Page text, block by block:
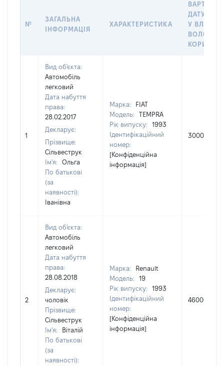
№
ЗАГАЛЬНА
ІНФОРМАЦІЯ
ХАРАКТЕРИСТИКА
ВАРТІСТЬ
ДАТУ
У
1
Вид об'єкта:
Автомобіль
легковий
Дата набуття
права:
28.02.2017
Декларує:
Прізвище:
Сільвеструк
Ім'я:
Ольга
По батькові
(за
наявності):
Іванівна
Марка:
FIAT
Модель:
TEMPRA
Рік випуску:
1993
Ідентифікаційний
номер:
[Конфіденційна
інформація]
30000
2
Вид об'єкта:
Автомобіль
легковий
Дата набуття
права:
28.08.2018
Декларує:
чоловік
Прізвище:
Сільвеструк
Ім'я:
Віталій
По батькові
(за
наявності):
Марка:
Renault
Модель:
19
Рік випуску:
1993
Ідентифікаційний
номер:
[Конфіденційна
інформація]
46000